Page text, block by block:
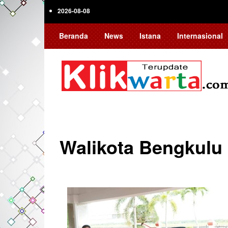
Skip
2026-08-08
Beranda News Istana Internasional
Walikota Bengkulu
Pagination